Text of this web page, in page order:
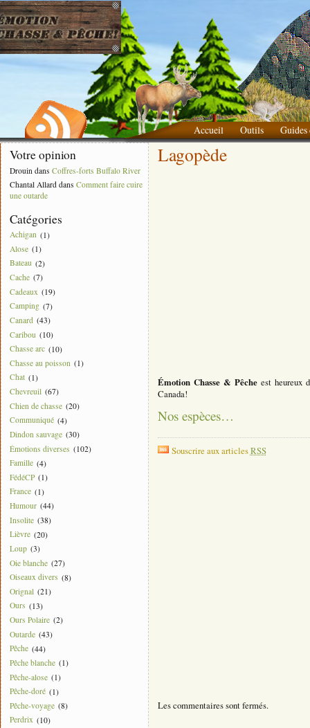
Accueil Outils
Guides
Liste des choses à apporter
Votre opinion
Drouin dans Coffres-forts Buffalo River
Chantal Allarddans Comment faire cuire
une outarde
Catégories
Achigan (1)
Alose (1)
Bateau (2)
Cache (7)
Cadeaux (19)
Camping (7)
Canard (43)
Caribou (10)
Chasse arc (10)
Chasse au poisson (1)
Chat (1)
Chevreuil (67)
Chien de chasse (20)
Communiqué (4)
Dindon sauvage (30)
Émotions diverses (102)
Famille (4)
FédéCP (1)
France (1)
Humour (44)
Insolite (38)
Lièvre (20)
Loup (3)
Oie blanche (27)
Oiseaux divers (8)
Orignal (21)
Ours (13)
Ours Polaire (2)
Outarde (43)
Pêche (44)
Pêche blanche (1)
Pêche-alose (1)
Pêche-doré (1)
Pêche-voyage (8)
Perdrix (10)
Lagopède
Émotion Chasse & Pêcheest heureux
Canada!
Nos espèces…
Souscrire aux articlesRSS
Les commentaires sont fermés.